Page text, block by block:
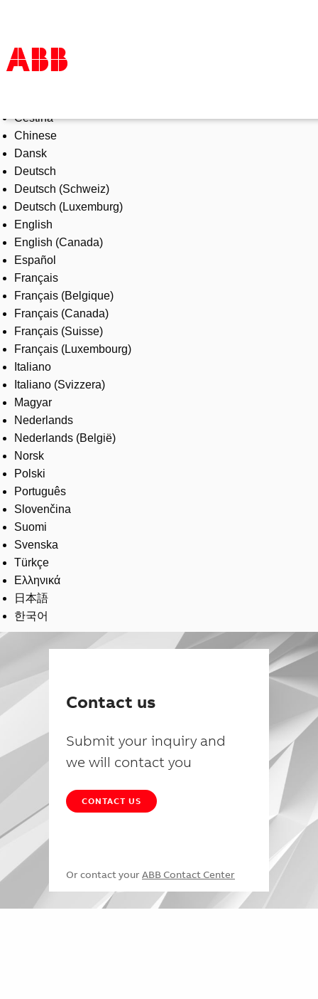
Products & Solutions
Industries
Services
About us
Where to buy
Contact us
Careers
Čeština
Chinese
Dansk
Deutsch
Deutsch (Schweiz)
Deutsch (Luxemburg)
English
English (Canada)
Español
Français
Français (Belgique)
Français (Canada)
Français (Suisse)
Français (Luxembourg)
Italiano
Italiano (Svizzera)
Magyar
Nederlands
Nederlands (België)
Norsk
Polski
Português
Slovenčina
Suomi
Svenska
Türkçe
Ελληνικά
日本語
한국어
Contact us
Submit your inquiry and
we will contact you
CONTACT US
Or contact your ABB Contact Center